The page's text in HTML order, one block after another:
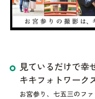
見ているだけで幸
キキフォトワーク
お宮参り、七五三のフ